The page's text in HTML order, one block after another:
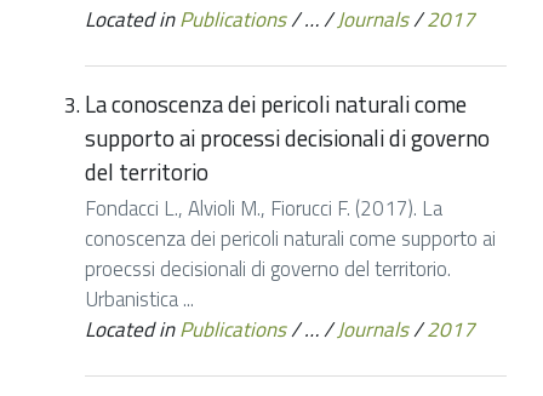
Located inPublications/…/Journals/2017
La conoscenza dei pericoli naturali come
supporto ai processi decisionali di governo
del territorio
Fondacci L., Alvioli M., Fiorucci F. (2017). La
conoscenza dei pericoli naturali come supporto ai
proecssi decisionali di governo del territorio.
Urbanistica ...
Located inPublications/…/Journals/2017